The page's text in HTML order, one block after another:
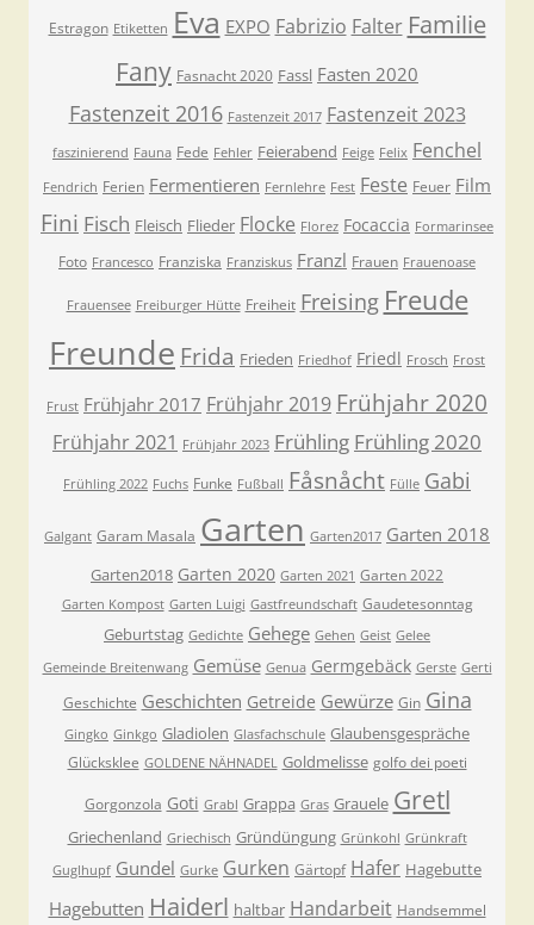
Estragon Etiketten Eva EXPO Fabrizio Falter Familie
Fany Fasnacht 2020 Fassl Fasten 2020
Fastenzeit 2016 Fastenzeit 2017 Fastenzeit 2023
faszinierend Fauna Fede Fehler Feierabend Feige Felix Fenchel
Fendrich Ferien Fermentieren Fernlehre Fest Feste Feuer Film
Fini Fisch Fleisch Flieder Flocke Florez Focaccia Formarinsee
Foto Francesco Franziska Franziskus Franzl Frauen Frauenoase
Frauensee Freiburger Hütte Freiheit Freising Freude
Freunde Frida Frieden Friedhof Friedl Frosch Frost
Frust Frühjahr 2017 Frühjahr 2019 Frühjahr 2020
Frühjahr 2021 Frühjahr 2023 Frühling Frühling 2020
Frühling 2022 Fuchs Funke Fußball Fåsnåcht Fülle Gabi
Galgant Garam Masala Garten Garten2017 Garten 2018
Garten2018 Garten 2020 Garten 2021 Garten 2022
Garten Kompost Garten Luigi Gastfreundschaft Gaudetesonntag
Geburtstag Gedichte Gehege Gehen Geist Gelee
Gemeinde Breitenwang Gemüse Genua Germgebäck Gerste Gerti
Geschichte Geschichten Getreide Gewürze Gin Gina
Gingko Ginkgo Gladiolen Glasfachschule Glaubensgespräche
Glücksklee GOLDENE NÄHNADEL Goldmelisse golfo dei poeti
Gorgonzola Goti Grabl Grappa Gras Grauele Gretl
Griechenland Griechisch Gründüngung Grünkohl Grünkraft
Guglhupf Gundel Gurke Gurken Gärtopf Hafer Hagebutte
Hagebutten Haiderl haltbar Handarbeit Handsemmel